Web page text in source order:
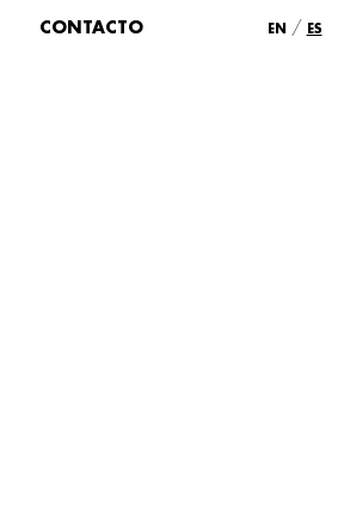
CONTACTO EN / ES